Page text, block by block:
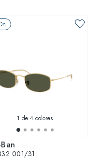
1 de 4 colores
001/31